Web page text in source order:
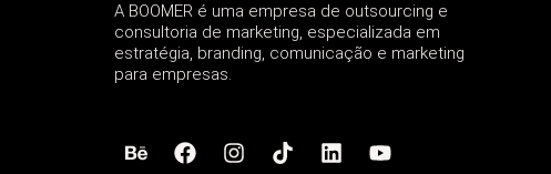
A BOOMER é uma empresa de outsourcing e
consultoria de marketing, especializada em
estratégia, branding, comunicação e marketing
para empresas.